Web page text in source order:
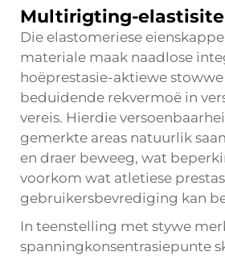
Multirigting-
Die elastomeriese
materiale maak naadlose
hoëprestasie-aktiewe
beduidende rekvermoë in
vereis. Hierdie
gemerkte areas natuurlik
en draer beweeg, wat
voorkom wat atletiese
gebruikersbevrediging kan
In teenstelling met stywe
spanningkonsentrasiepunte